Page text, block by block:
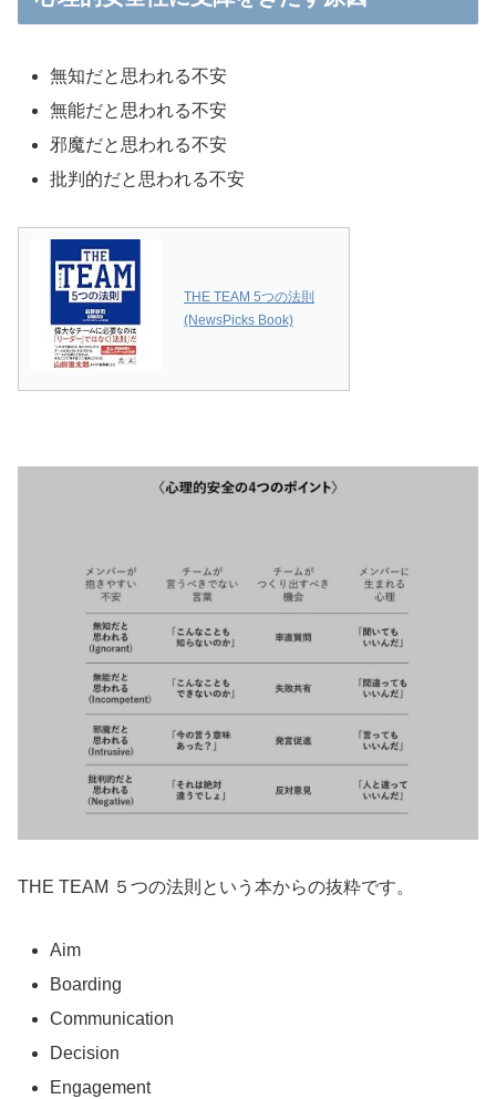
無知だと思われる不安
無能だと思われる不安
邪魔だと思われる不安
批判的だと思われる不安
THE TEAM 5つの法則
(NewsPicks Book)
THE TEAM ５つの法則という本からの抜粋です。
Aim
Boarding
Communication
Decision
Engagement